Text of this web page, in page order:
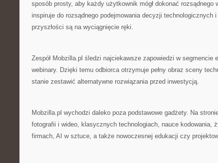
sposób prosty, aby każdy użytkownik mógł dokonać rozsądnego
inspiruje do rozsądnego podejmowania decyzji technologicznych
przyszłości są na wyciągnięcie ręki.
Zespół Mobzilla.pl śledzi najciekawsze zapowiedzi w segmencie
webinary. Dzięki temu odbiorca otrzymuje pełny obraz sceny
stanie zestawić alternatywne rozwiązania przed inwestycją.
Mobzilla.pl wychodzi daleko poza podstawowe gadżety. Na
fotografii i wideo, klasycznych technologiach, nauce kodowania,
firmach, AI w sztuce, a także nowoczesnej edukacji czy